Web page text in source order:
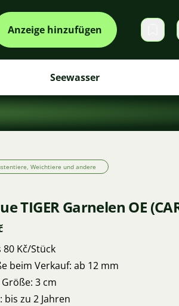
Anzeige hinzufügen
Seewasser
Weichtiere und andere
TIGER Garnelen OE
80 Kč/Stück
beim Verkauf: ab 12 mm
Größe: 3 cm
bis zu 2 Jahren